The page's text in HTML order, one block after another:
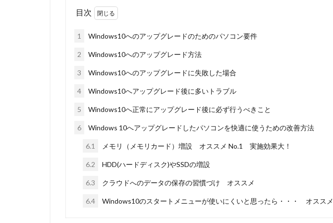
目次
1 Windows10へのアップグレードのためのパソコン要件
2 Windows10へのアップグレード方法
3 Windows10へのアップグレードに失敗した場合
4 Windows10へアップグレード後に多いトラブル
5 Windows10へ正常にアップグレード後に必ず行うべきこと
6 Windows 10へアップグレードしたパソコンを快適に使うための改善方法
6.1 メモリ（メモリカード）増設 オススメ No.1 実施効果大！
6.2 HDD(ハードディスク)やSSDの増設
6.3 クラウドへのデータの保存の習慣づけ オススメ
6.4 Windows10のスタートメニューが使いにくいと思ったら・・・ オススメ